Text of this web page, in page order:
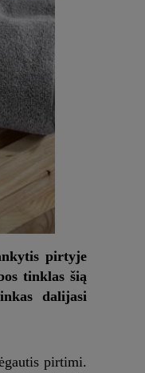
pirtyje
tinklas šią
dalijasi
pirtimi.